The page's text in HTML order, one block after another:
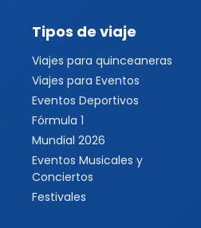
Tipos de viaje
Viajes para quinceaneras
Viajes para Eventos
Eventos Deportivos
Fórmula 1
Mundial 2026
Eventos Musicales y
Conciertos
Festivales